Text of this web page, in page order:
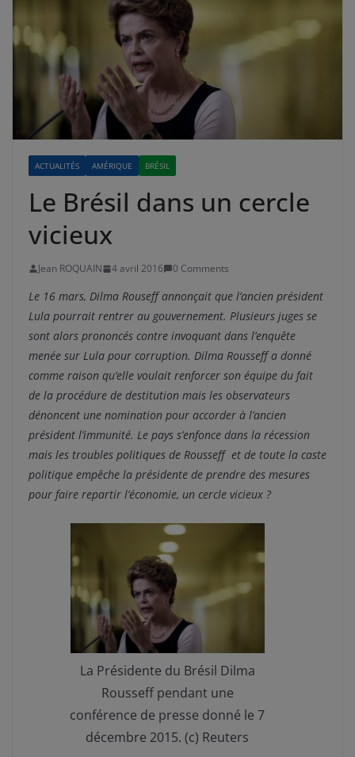
ACTUALITÉS AMÉRIQUE BRÉSIL
Le Brésil dans un cercle
vicieux
Jean ROQUAIN 4 avril 2016 0 Comments
Le 16 mars, Dilma Rouseff annonçait que l’ancien président
Lula pourrait rentrer au gouvernement. Plusieurs juges se
sont alors prononcés contre invoquant dans l’enquête
menée sur Lula pour corruption. Dilma Rousseff a donné
comme raison qu’elle voulait renforcer son équipe du fait
de la procédure de destitution mais les observateurs
dénoncent une nomination pour accorder à l’ancien
président l’immunité. Le pays s’enfonce dans la récession
mais les troubles politiques de Rousseff et de toute la caste
politique empêche la présidente de prendre des mesures
pour faire repartir l’économie, un cercle vicieux ?
La Présidente du Brésil Dilma
Rousseff pendant une
conférence de presse donné le 7
décembre 2015. (c) Reuters